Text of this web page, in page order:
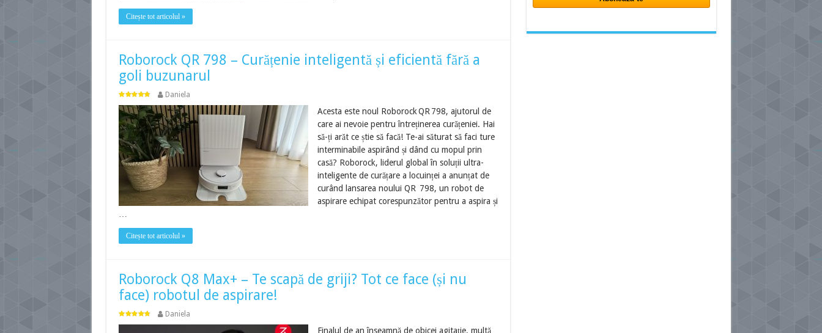
Citește tot articolul »
Roborock QR 798 – Curățenie inteligentă și eficientă fără a
goli buzunarul
Daniela
Acesta este noul Roborock QR 798, ajutorul de
care ai nevoie pentru întreținerea curățeniei. Hai
să-ți arăt ce știe să facă! Te-ai săturat să faci ture
interminabile aspirând și dând cu mopul prin
casă? Roborock, liderul global în soluții ultra-
inteligente de curățare a locuinței a anunțat de
curând lansarea noului QR 798, un robot de
aspirare echipat corespunzător pentru a aspira și
Citește tot articolul »
Roborock Q8 Max+ – Te scapă de griji? Tot ce face (și nu
face) robotul de aspirare!
Daniela
Finalul de an înseamnă de obicei agitație, multă